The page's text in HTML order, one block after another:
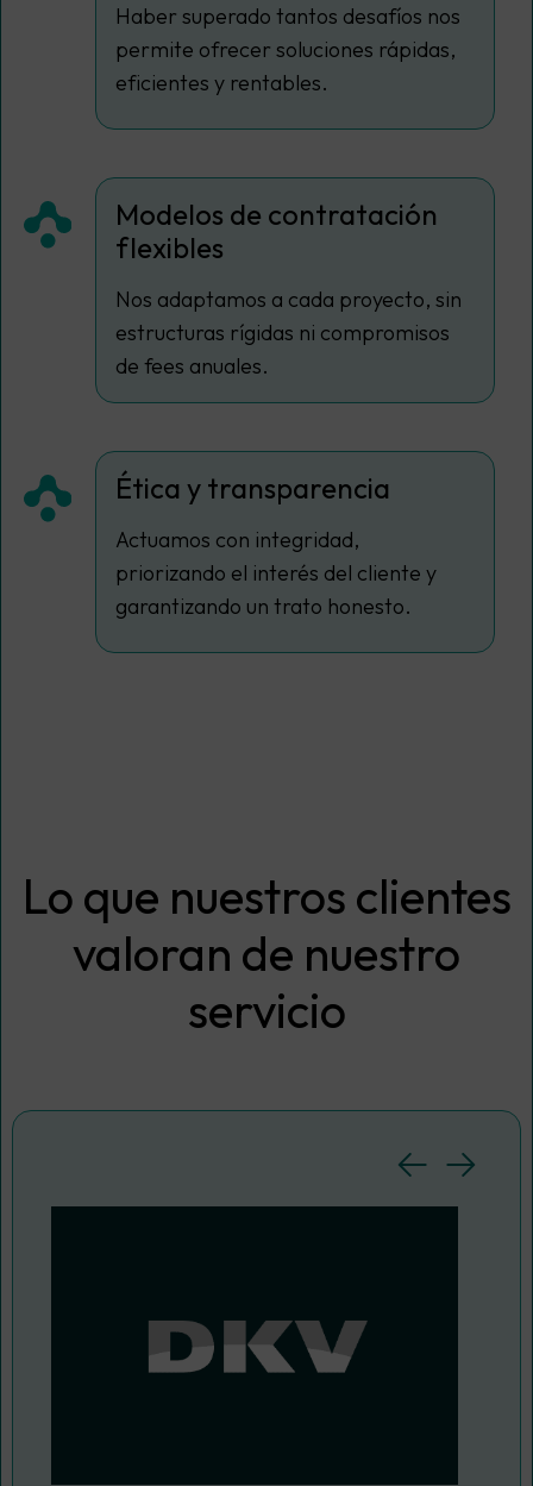
Haber superado tantos desafíos nos
permite ofrecer soluciones rápidas,
eficientes y rentables.
Modelos de contratación
flexibles
Nos adaptamos a cada proyecto, sin
estructuras rígidas ni compromisos
de fees anuales.
Ética y transparencia
Actuamos con integridad,
priorizando el interés del cliente y
garantizando un trato honesto.
Lo que nuestros clientes
valoran de nuestro
servicio